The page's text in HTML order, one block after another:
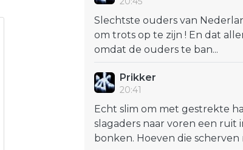
Slechtste ouders van
om trots op te zijn ! En dat
omdat de ouders te ban...
Prikker
20:41
Echt slim om met gestrekte
slagaders naar voren een ruit
bonken. Hoeven die scherven